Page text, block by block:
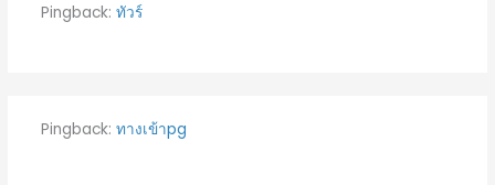
Pingback: ทัวร์
Pingback: ทางเข้าpg